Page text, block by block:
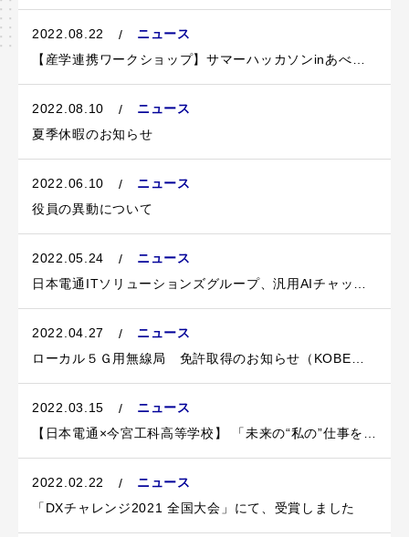
2022.08.22
ニュース
2022.08.10
ニュース
夏季休暇のお知らせ
2022.06.10
ニュース
役員の異動について
2022.05.24
ニュース
2022.04.27
ニュース
2022.03.15
ニュース
2022.02.22
ニュース
「DXチャレンジ2021 全国大会」にて、受賞しました